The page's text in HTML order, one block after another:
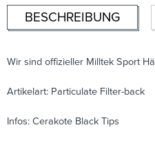
BESCHREIBUNG
Wir sind offizieller Milltek Sport
Artikelart: Particulate Filter-back
Infos: Cerakote Black Tips